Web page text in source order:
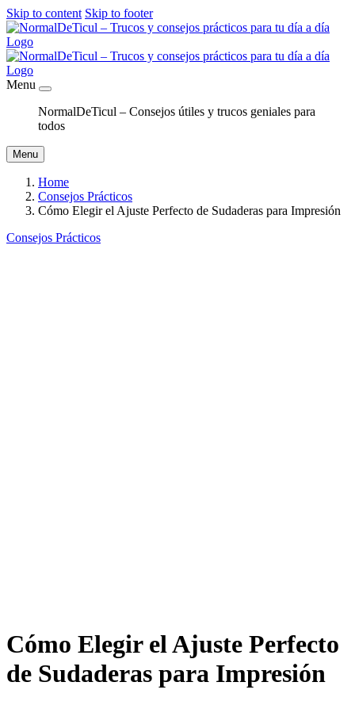
Skip to content Skip to footer
Menu
NormalDeTicul – Consejos útiles y trucos geniales para
todos
Menu
Home
Consejos Prácticos
Cómo Elegir el Ajuste Perfecto de Sudaderas para Impresión
Consejos Prácticos
Cómo Elegir el Ajuste Perfecto
de Sudaderas para Impresión